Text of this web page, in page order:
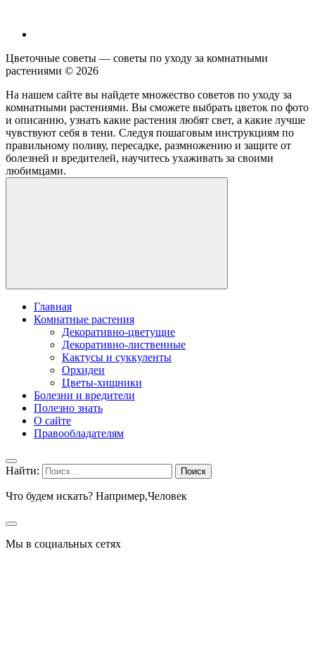
Цветочные советы — советы по уходу за комнатными
растениями © 2026
На нашем сайте вы найдете множество советов по уходу за
комнатными растениями. Вы сможете выбрать цветок по фото
и описанию, узнать какие растения любят свет, а какие лучше
чувствуют себя в тени. Следуя пошаговым инструкциям по
правильному поливу, пересадке, размножению и защите от
болезней и вредителей, научитесь ухаживать за своими
любимцами.
Главная
Комнатные растения
Декоративно-цветущие
Декоративно-лиственные
Кактусы и суккуленты
Орхидеи
Цветы-хищники
Болезни и вредители
Полезно знать
О сайте
Правообладателям
Найти:
Что будем искать? Например,Человек
Мы в социальных сетях